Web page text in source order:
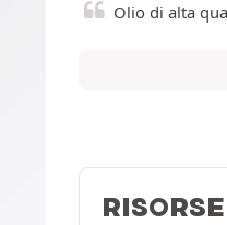
Olio di alta